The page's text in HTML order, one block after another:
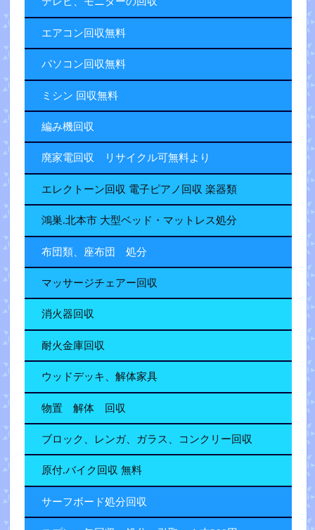
エアコン回収無料
パソコン回収無料
ミシン 回収無料
編み機回収
廃家電回収 リサイクル可無料より
エレクトーン回収 電子ピアノ回収 楽器類
鴻巣.北本市 大型ベッド・マットレス処分
布団類、座布団 処分
マッサージチェアー回収
消火器回収
耐火金庫回収
ウッドデッキ、解体家具
物置 解体 回収
ブロック、レンガ、ガラス、コンクリー回収
原付.バイク回収 無料
サーフボード処分回収